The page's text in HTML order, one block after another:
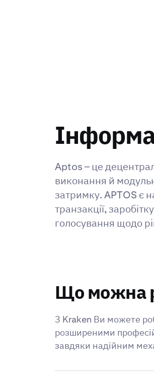
Aptos – це
виконання й
затримку. APTOS є
транзакції,
голосування щодо
Що можна
З Kraken Ви можете
розширеними
завдяки надійним